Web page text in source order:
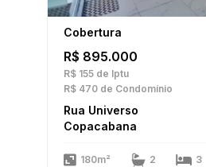
Cobertura
R$ 895.000
R$ 155 de Iptu
R$ 470 de Condomínio
Rua Universo
Copacabana
180m² 2 3